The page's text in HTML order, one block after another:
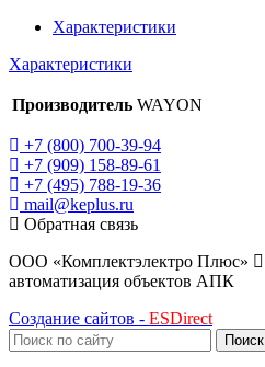
Характеристики
Характеристики
Производитель WAYON
+7 (800) 700-39-94
+7 (909) 158-89-61
+7 (495) 788-19-36
mail@keplus.ru
Обратная связь
ООО «Комплектэлектро Плюс»
автоматизация объектов АПК
Создание сайтов - ESDirect
Поиск